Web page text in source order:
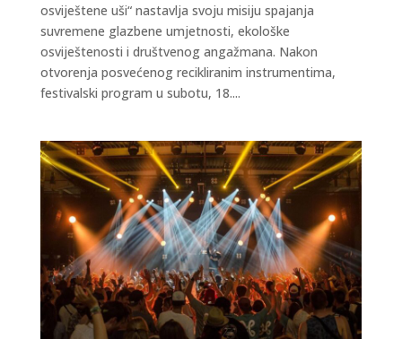
osviještene uši“ nastavlja svoju misiju spajanja
suvremene glazbene umjetnosti, ekološke
osviještenosti i društvenog angažmana. Nakon
otvorenja posvećenog recikliranim instrumentima,
festivalski program u subotu, 18....